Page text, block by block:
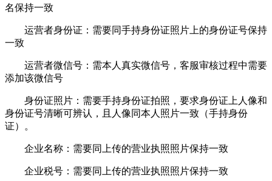
名保持一致
运营者身份证：需要同手持身份证照片上的身份证号保持
一致
运营者微信号：需本人真实微信号，客服审核过程中需要
添加该微信号
身份证照片：需要手持身份证拍照，要求身份证上人像和
身份证号清晰可辨认，且人像同本人照片一致（手持身份
证）。
企业名称：需要同上传的营业执照照片保持一致
企业税号：需要同上传的营业执照照片保持一致